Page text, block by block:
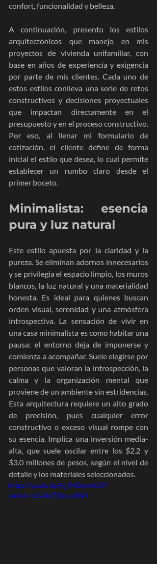
confort, funcionalidad y belleza.
A continuación, presento los estilos
arquitectónicos que manejo en mis
proyectos de vivienda unifamiliar, con
base en años de experiencia y exigencia
por parte de mis clientes. Cada uno de
estos estilos conlleva una serie de retos
constructivos y decisiones proyectuales
que impactan directamente en el
presupuesto y en el proceso constructivo.
Por eso, al llenar mi formulario de
cotización, el cliente define de forma
inicial el estilo que desea, lo cual permite
establecer un rumbo claro desde el
primer boceto.
Minimalista: esencia
pura y luz natural
Este estilo apuesta por la claridad y la
pureza. Se eliminan adornos innecesarios
y se privilegia el espacio limpio, los muros
blancos, la luz natural y una materialidad
honesta. Es ideal para quienes buscan
orden visual, serenidad y una atmósfera
introspectiva. La sensación de vivir en
una casa minimalista es como habitar una
pausa: el entorno deja de imponerse y
comienza a acompañar. Suele elegirse por
personas que valoran la introspección, la
calma y la organización mental que
proviene de un ambiente sin estridencias.
Esta arquitectura requiere un alto grado
de precisión, pues cualquier error
constructivo o exceso visual rompe con
su esencia. Implica una inversión media-
alta, que suele oscilar entre los $2.2 y
$3.0 millones de pesos, según el nivel de
detalle y los materiales seleccionados.
https://youtu.be/H_If4ZmwKZY?
si=VnLmC43UZQncyBWJ